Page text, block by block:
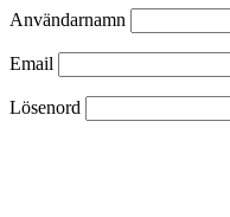
Användarnamn
Email
Lösenord